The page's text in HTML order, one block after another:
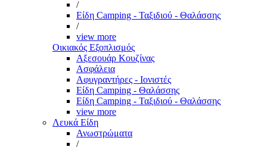
/
Είδη Camping - Ταξιδιού - Θαλάσσης
/
view more
Οικιακός Εξοπλισμός
Αξεσουάρ Κουζίνας
Ασφάλεια
Αφυγραντήρες - Ιονιστές
Είδη Camping - Θαλάσσης
Είδη Camping - Ταξιδιού - Θαλάσσης
view more
Λευκά Είδη
Ανωστρώματα
/